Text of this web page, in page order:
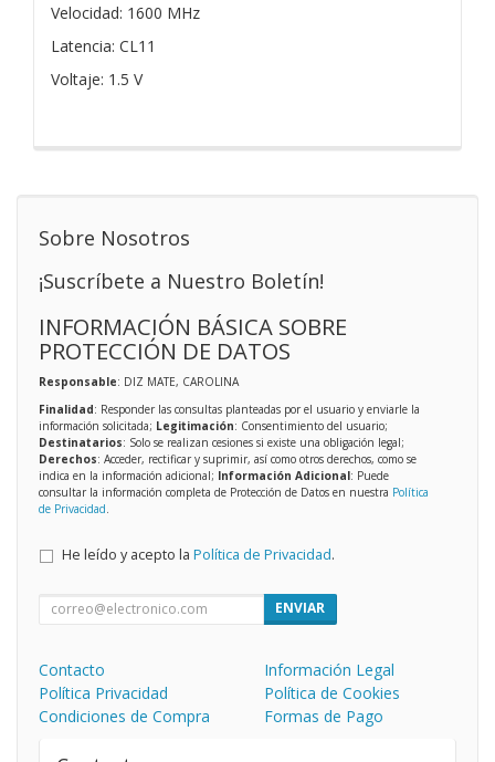
Velocidad: 1600 MHz
Latencia: CL11
Voltaje: 1.5 V
Sobre Nosotros
¡Suscríbete a Nuestro Boletín!
INFORMACIÓN BÁSICA SOBRE
PROTECCIÓN DE DATOS
Responsable: DIZ MATE, CAROLINA
Finalidad: Responder las consultas planteadas por el usuario y enviarle la
información solicitada; Legitimación: Consentimiento del usuario;
Destinatarios: Solo se realizan cesiones si existe una obligación legal;
Derechos: Acceder, rectificar y suprimir, así como otros derechos, como se
indica en la información adicional; Información Adicional: Puede
consultar la información completa de Protección de Datos en nuestra Política
de Privacidad
He leído y acepto la Política de Privacidad.
ENVIAR
Contacto
Información Legal
Política Privacidad
Política de Cookies
Condiciones de Compra
Formas de Pago